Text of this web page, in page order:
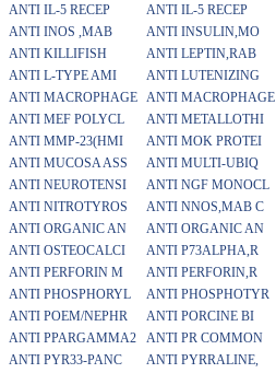
ANTI IL-5 RECEP ANTI IL-5 RECEP
ANTI INOS ,MAB ANTI INSULIN,MO
ANTI KILLIFISH ANTI LEPTIN,RAB
ANTI L-TYPE AMI ANTI LUTENIZING
ANTI MACROPHAGE ANTI MACROPHAGE
ANTI MEF POLYCL ANTI METALLOTHI
ANTI MMP-23(HMI ANTI MOK PROTEI
ANTI MUCOSA ASS ANTI MULTI-UBIQ
ANTI NEUROTENSI ANTI NGF MONOCL
ANTI NITROTYROS ANTI NNOS,MAB C
ANTI ORGANIC AN ANTI ORGANIC AN
ANTI OSTEOCALCI ANTI P73ALPHA,R
ANTI PERFORIN M ANTI PERFORIN,R
ANTI PHOSPHORYL ANTI PHOSPHOTYR
ANTI POEM/NEPHR ANTI PORCINE BI
ANTI PPARGAMMA2 ANTI PR COMMON
ANTI PYR33-PANC ANTI PYRRALINE,